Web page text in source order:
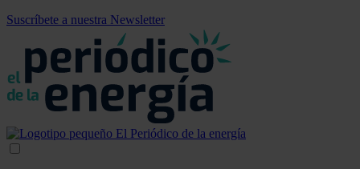
Suscríbete a nuestra Newsletter